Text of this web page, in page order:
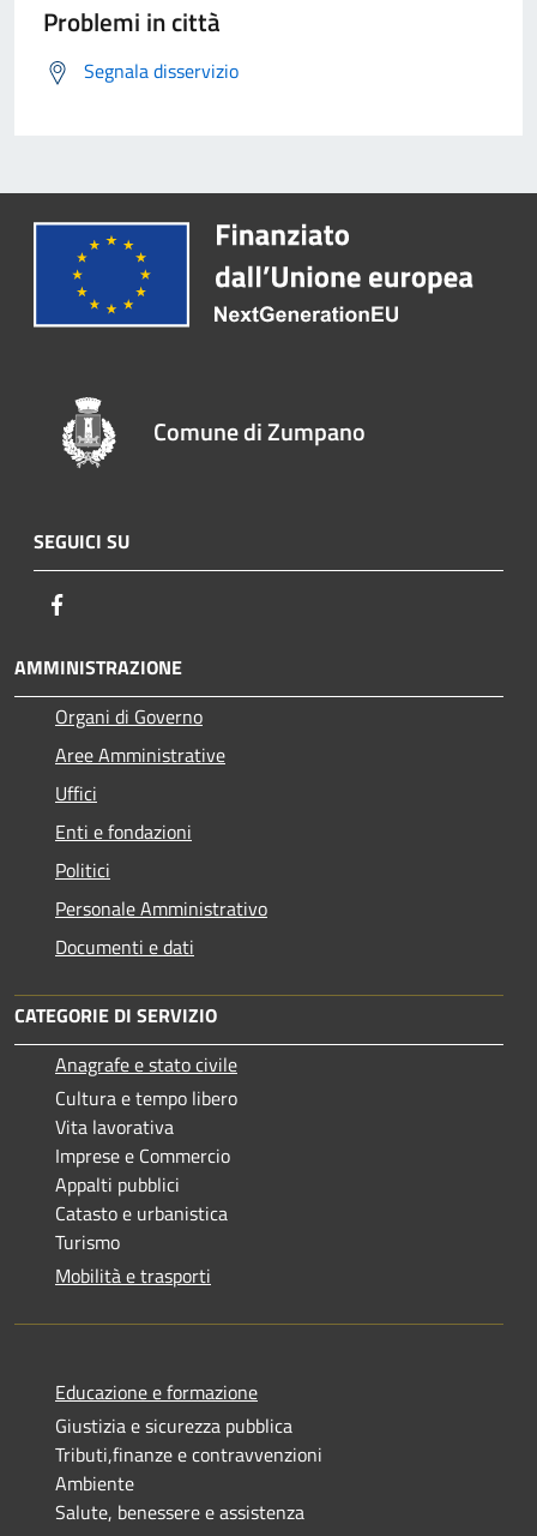
Problemi in città
Segnala disservizio
Comune di Zumpano
SEGUICI SU
AMMINISTRAZIONE
Organi di Governo
Aree Amministrative
Uffici
Enti e fondazioni
Politici
Personale Amministrativo
Documenti e dati
CATEGORIE DI SERVIZIO
Anagrafe e stato civile
Cultura e tempo libero
Vita lavorativa
Imprese e Commercio
Appalti pubblici
Catasto e urbanistica
Turismo
Mobilità e trasporti
Educazione e formazione
Giustizia e sicurezza pubblica
Tributi,finanze e contravvenzioni
Ambiente
Salute, benessere e assistenza